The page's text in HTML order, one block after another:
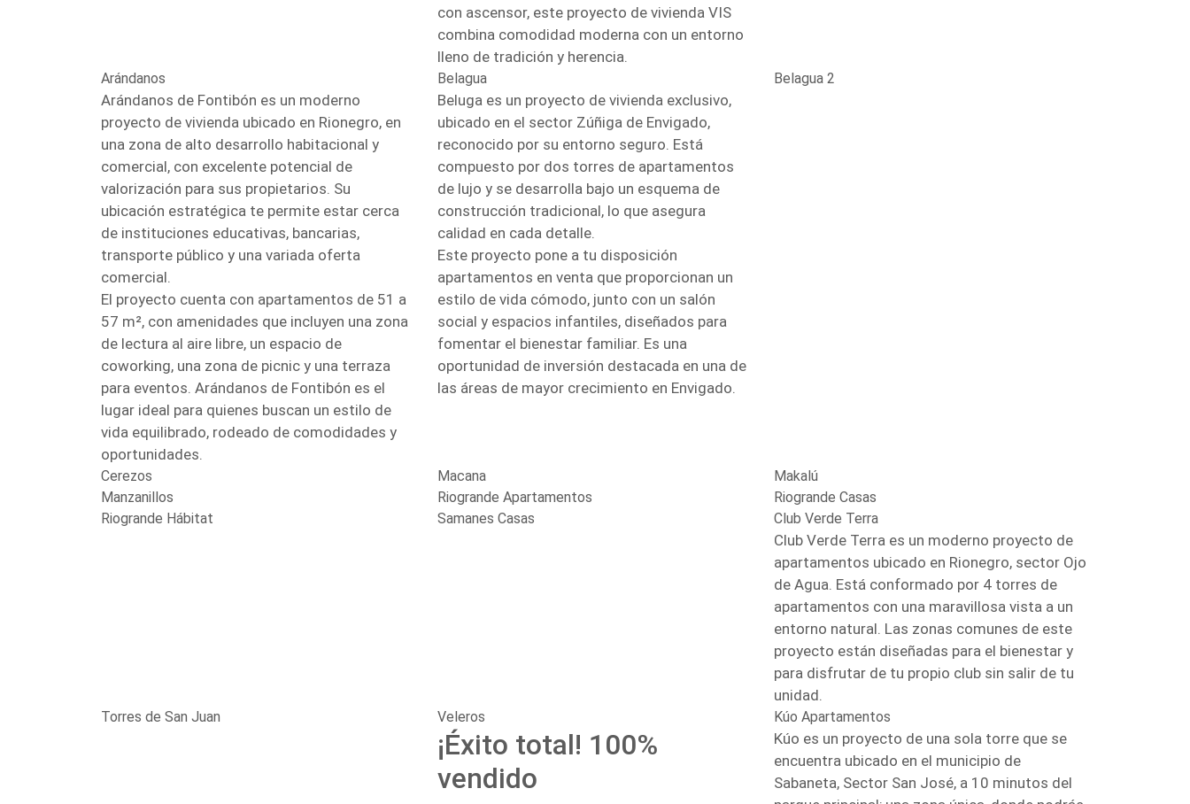
con ascensor, este proyecto de vivienda VIS
combina comodidad moderna con un entorno
lleno de tradición y herencia.
Arándanos
Arándanos de Fontibón es un moderno
proyecto de vivienda ubicado en Rionegro, en
una zona de alto desarrollo habitacional y
comercial, con excelente potencial de
valorización para sus propietarios. Su
ubicación estratégica te permite estar cerca
de instituciones educativas, bancarias,
transporte público y una variada oferta
comercial.
El proyecto cuenta con apartamentos de 51 a
57 m², con amenidades que incluyen una zona
de lectura al aire libre, un espacio de
coworking, una zona de picnic y una terraza
para eventos. Arándanos de Fontibón es el
lugar ideal para quienes buscan un estilo de
vida equilibrado, rodeado de comodidades y
oportunidades.
Belagua
Beluga es un proyecto de vivienda exclusivo,
ubicado en el sector Zúñiga de Envigado,
reconocido por su entorno seguro. Está
compuesto por dos torres de apartamentos
de lujo y se desarrolla bajo un esquema de
construcción tradicional, lo que asegura
calidad en cada detalle.
Este proyecto pone a tu disposición
apartamentos en venta que proporcionan un
estilo de vida cómodo, junto con un salón
social y espacios infantiles, diseñados para
fomentar el bienestar familiar. Es una
oportunidad de inversión destacada en una de
las áreas de mayor crecimiento en Envigado.
Belagua 2
Cerezos Macana
Makalú
Manzanillos
Riogrande Apartamentos
Riogrande Casas
Riogrande Hábitat
Samanes Casas Club Verde Terra
Club Verde Terra es un moderno proyecto de
apartamentos ubicado en Rionegro, sector Ojo
de Agua. Está conformado por 4 torres de
apartamentos con una maravillosa vista a un
entorno natural. Las zonas comunes de este
proyecto están diseñadas para el bienestar y
para disfrutar de tu propio club sin salir de tu
unidad.
Torres de San Juan Veleros
¡Éxito total! 100%
vendido
Kúo Apartamentos
Kúo es un proyecto de una sola torre que se
encuentra ubicado en el municipio de
Sabaneta, Sector San José, a 10 minutos del